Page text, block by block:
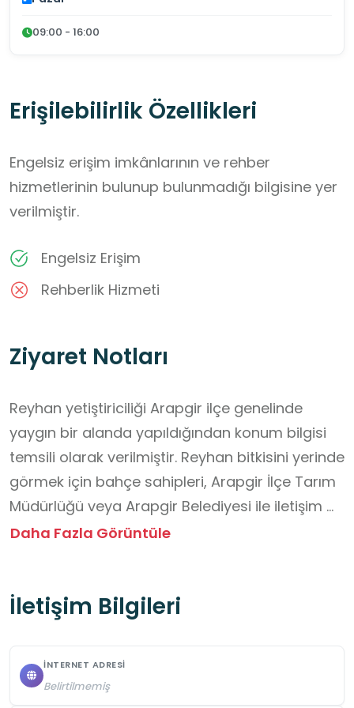
09:00 - 16:00
Erişilebilirlik Özellikleri
Engelsiz erişim imkânlarının ve rehber
hizmetlerinin bulunup bulunmadığı bilgisine yer
verilmiştir.
Engelsiz Erişim
Rehberlik Hizmeti
Ziyaret Notları
Reyhan yetiştiriciliği Arapgir ilçe genelinde
yaygın bir alanda yapıldığından konum bilgisi
temsili olarak verilmiştir. Reyhan bitkisini yerinde
görmek için bahçe sahipleri, Arapgir İlçe Tarım
Müdürlüğü veya Arapgir Belediyesi ile iletişim
kurulabilir. Ziyaret gündüz vakti uygun zaman
velilerin de gezide öğrencilere eşlik etmesi
Öğrenciler, tarım alanında nasıl hareket
Daha Fazla Görüntüle
İletişim Bilgileri
İNTERNET ADRESI
Belirtilmemiş